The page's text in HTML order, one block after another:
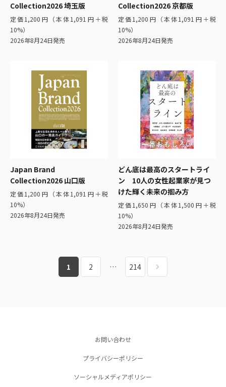
Collection2026 埼玉版
定価1,200円（本体1,091円＋税
10%）
2026年8月24日発売
Collection2026 京都版
定価1,200円（本体1,091円＋税
10%）
2026年8月24日発売
Japan Brand
Collection2026 山口版
定価1,200円（本体1,091円＋税
10%）
2026年8月24日発売
どん底は最高のスタートライ
ン 10人の女性起業家が見つ
けた輝く未来の掴み方
定価1,650円（本体1,500円＋税
10%）
2026年8月24日発売
1 2 … 214
お問い合わせ
プライバシーポリシー
ソーシャルメディアポリシー